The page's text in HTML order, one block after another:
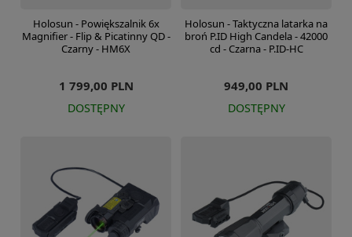
Holosun - Powiększalnik 6x
Magnifier - Flip & Picatinny QD -
Czarny - HM6X
1 799,00 PLN
DOSTĘPNY
Holosun - Taktyczna latarka na
broń P.ID High Candela - 42000
cd - Czarna - P.ID-HC
949,00 PLN
DOSTĘPNY